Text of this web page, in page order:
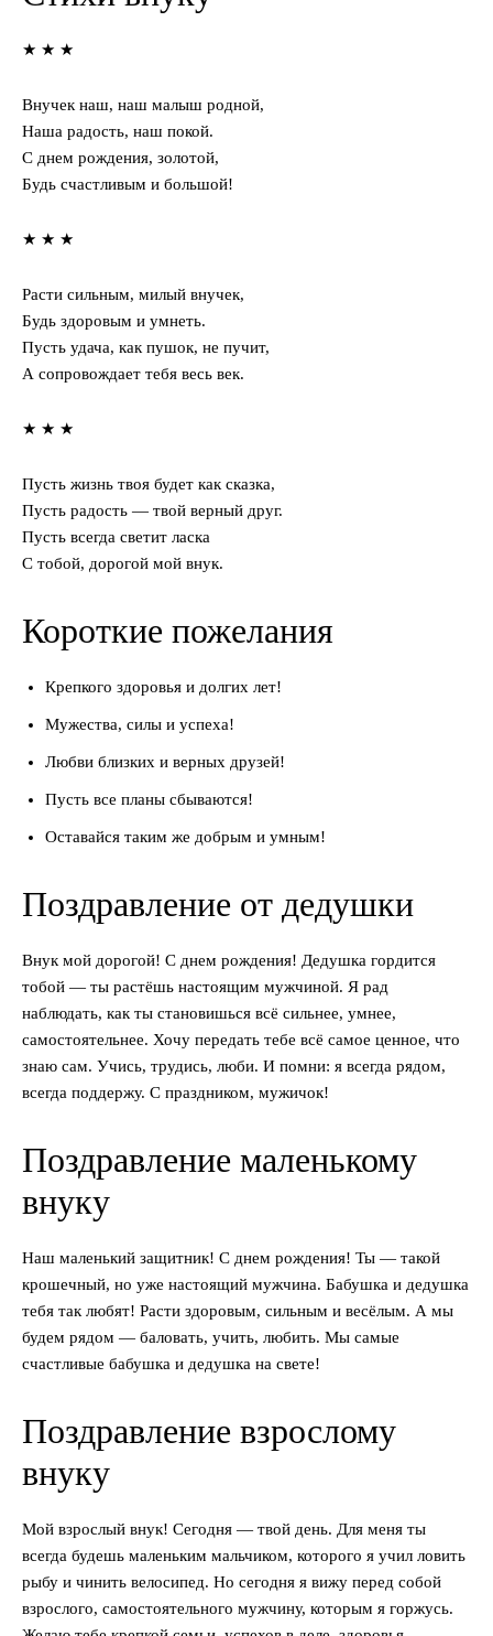
★ ★ ★
Внучек наш, наш малыш родной,
Наша радость, наш покой.
С днем рождения, золотой,
Будь счастливым и большой!
★ ★ ★
Расти сильным, милый внучек,
Будь здоровым и умнеть.
Пусть удача, как пушок, не пучит,
А сопровождает тебя весь век.
★ ★ ★
Пусть жизнь твоя будет как сказка,
Пусть радость — твой верный друг.
Пусть всегда светит ласка
С тобой, дорогой мой внук.
Короткие пожелания
Крепкого здоровья и долгих лет!
Мужества, силы и успеха!
Любви близких и верных друзей!
Пусть все планы сбываются!
Оставайся таким же добрым и умным!
Поздравление от дедушки
Внук мой дорогой! С днем рождения! Дедушка гордится
тобой — ты растёшь настоящим мужчиной. Я рад
наблюдать, как ты становишься всё сильнее, умнее,
самостоятельнее. Хочу передать тебе всё самое ценное, что
знаю сам. Учись, трудись, люби. И помни: я всегда рядом,
всегда поддержу. С праздником, мужичок!
Поздравление маленькому
внуку
Наш маленький защитник! С днем рождения! Ты — такой
крошечный, но уже настоящий мужчина. Бабушка и дедушка
тебя так любят! Расти здоровым, сильным и весёлым. А мы
будем рядом — баловать, учить, любить. Мы самые
счастливые бабушка и дедушка на свете!
Поздравление взрослому
внуку
Мой взрослый внук! Сегодня — твой день. Для меня ты
всегда будешь маленьким мальчиком, которого я учил ловить
рыбу и чинить велосипед. Но сегодня я вижу перед собой
взрослого, самостоятельного мужчину, которым я горжусь.